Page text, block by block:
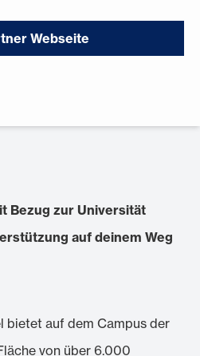
Webseite
Bezug zur Universität
auf deinem Weg
bietet auf dem Campus der
von über 6.000